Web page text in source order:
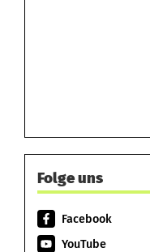
Folge uns
Facebook
YouTube